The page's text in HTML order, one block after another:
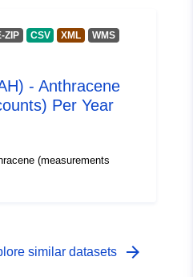
31 December 2099
ZIP CSV XML
WMS
- Anthracene
Per Year
(measurements
similar datasets arrow_forward